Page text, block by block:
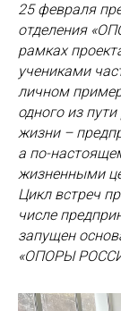
25 февраля
отделения
рамках
учениками
личном
одного из
жизни –
а по-
жизненными
Цикл встреч
числе
запущен
«ОПОРЫ